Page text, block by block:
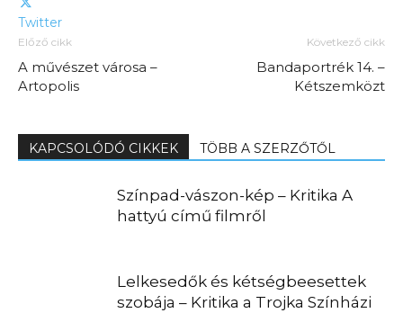
Twitter
Előző cikk
A művészet városa –
Artopolis
Következő cikk
Bandaportrék 14. –
Kétszemközt
KAPCSOLÓDÓ CIKKEK TÖBB A SZERZŐTŐL
Színpad-vászon-kép – Kritika A
hattyú című filmről
Lelkesedők és kétségbeesettek
szobája – Kritika a Trojka Színházi